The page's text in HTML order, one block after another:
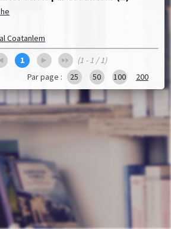
Coatanlem
1
(1 - 1 / 1)
Par page :
25 50 100 200